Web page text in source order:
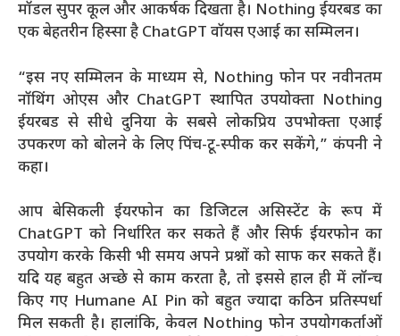
मॉडल सुपर कूल और आकर्षक दिखता है। Nothing ईयरबड का
एक बेहतरीन हिस्सा है ChatGPT वॉयस एआई का सम्मिलन।
“इस नए सम्मिलन के माध्यम से, Nothing फोन पर नवीनतम
नॉथिंग ओएस और ChatGPT स्थापित उपयोक्ता Nothing
ईयरबड से सीधे दुनिया के सबसे लोकप्रिय उपभोक्ता एआई
उपकरण को बोलने के लिए पिंच-टू-स्पीक कर सकेंगे,” कंपनी ने
कहा।
आप बेसिकली ईयरफोन का डिजिटल असिस्टेंट के रूप में
ChatGPT को निर्धारित कर सकते हैं और सिर्फ ईयरफोन का
उपयोग करके किसी भी समय अपने प्रश्नों को साफ कर सकते हैं।
यदि यह बहुत अच्छे से काम करता है, तो इससे हाल ही में लॉन्च
किए गए Humane AI Pin को बहुत ज्यादा कठिन प्रतिस्पर्धा
मिल सकती है। हालांकि, केवल Nothing फोन उपयोगकर्ताओं